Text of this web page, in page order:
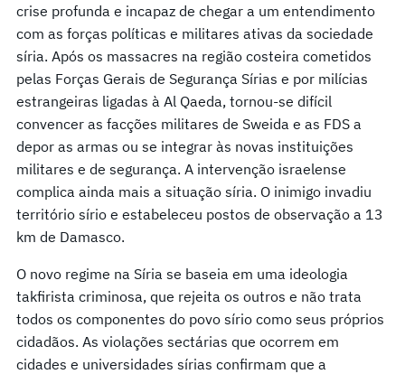
crise profunda e incapaz de chegar a um entendimento
com as forças políticas e militares ativas da sociedade
síria. Após os massacres na região costeira cometidos
pelas Forças Gerais de Segurança Sírias e por milícias
estrangeiras ligadas à Al Qaeda, tornou-se difícil
convencer as facções militares de Sweida e as FDS a
depor as armas ou se integrar às novas instituições
militares e de segurança. A intervenção israelense
complica ainda mais a situação síria. O inimigo invadiu
território sírio e estabeleceu postos de observação a 13
km de Damasco.
O novo regime na Síria se baseia em uma ideologia
takfirista criminosa, que rejeita os outros e não trata
todos os componentes do povo sírio como seus próprios
cidadãos. As violações sectárias que ocorrem em
cidades e universidades sírias confirmam que a